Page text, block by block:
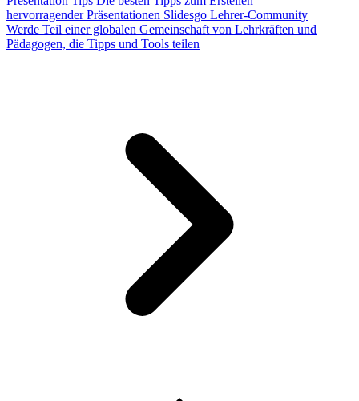
hervorragender Präsentationen Slidesgo Lehrer-Community
Werde Teil einer globalen Gemeinschaft von Lehrkräften und
Pädagogen, die Tipps und Tools teilen